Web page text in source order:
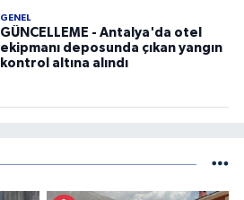
GENEL
GÜNCELLEME - Antalya'da otel
ekipmanı deposunda çıkan yangın
kontrol altına alındı